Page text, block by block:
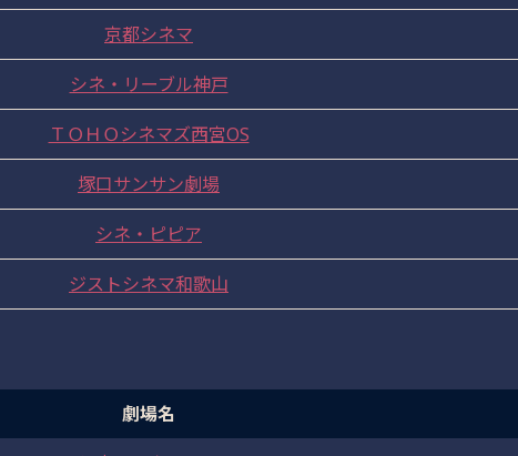
京都シネマ
シネ・リーブル神戸
ＴＯＨＯシネマズ西宮OS
塚口サンサン劇場
シネ・ピピア
ジストシネマ和歌山
劇場名